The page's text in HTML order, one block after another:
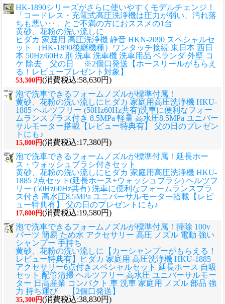
HK-1890シリーズがさらに使いやすくモデルチェンジ！
「コードレス・充電式高圧洗浄機は圧力が弱い、汚れ落
ちも悪い‥」とご不満の方におススメの1台
黄砂、花粉の洗い流しに
ヒダカ 家庭用 高圧洗浄機 静音 HKN-2090 スペシャルセ
ット （HK-1890後継機種）ワンタッチ接続 東日本 西日
本 50Hz/60Hz 別 洗車 洗車機 洗車用品 ベランダ 外壁 コ
ケ 除去 父の日 ※2個口発送【ホースリールがもらえ
る！レビュープレゼント対象】
53,300円(消費税込:58,630円)
泡で洗車できるフォームノズルが標準付属！
黄砂、花粉の洗い流しに ヒダカ 家庭用高圧洗浄機 HKU-
1885 ヘルツフリー (50Hz60Hz共有)洗車に便利なフォー
ムランスプラス付き 8.5MPa 軽量 高水圧8.5MPa ユニバー
サルモーター搭載【レビュー特典有】 父の日のプレゼン
トにも♪
15,800円(消費税込:17,380円)
泡で洗車できるフォームノズルが標準付属！延長ホー
ス・ウォッシュブラシ付きセット
黄砂、花粉の洗い流しに ヒダカ 家庭用高圧洗浄機 HKU-
1885 2点セット(延長ホース+ウォッシュブラシ) ヘルツフ
リー (50Hz60Hz共有) 洗車に便利なフォームランスプラ
ス付き 高水圧8.5MPa ユニバーサルモーター搭載【レビ
ュー特典有】 父の日のプレゼントにも♪
17,800円(消費税込:19,580円)
泡で洗車できるフォームノズルが標準付属！掃除 100v
パーツ 簡易 ため水 アクセサリー 高圧 ノズル 電動 強い
シャンプー 手持ち
黄砂、花粉の洗い流しに
【カーシャンプーがもらえる！
レビュー特典有】ヒダカ 家庭用 高圧洗浄機 HKU-1885
アクセサリー6点付きスペシャルセット 延長ホース 自吸
セット 配管清掃 ヘルツフリー 高水圧 ユニバーサルモー
ター 日高産業 コンパクト 車 洗車 家庭用 ノズル 部品 強
力 持ち運び 【2個口発送】
35,300円(消費税込:38,830円)